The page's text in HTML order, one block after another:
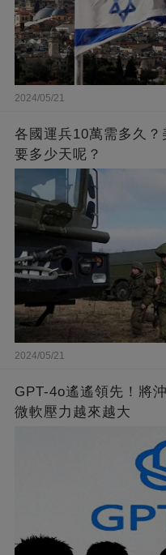
2024/05/21
各國運兵10萬需多久
要多少天呢？
2024/05/21
GPT-4o遙遙領先！將
微軟壓力越來越大